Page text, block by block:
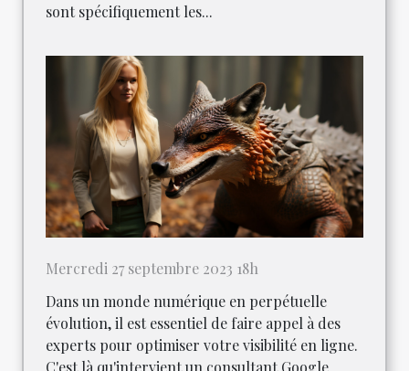
sont spécifiquement les...
Mercredi 27 septembre 2023 18h
Dans un monde numérique en perpétuelle
évolution, il est essentiel de faire appel à des
experts pour optimiser votre visibilité en ligne.
C'est là qu'intervient un consultant Google